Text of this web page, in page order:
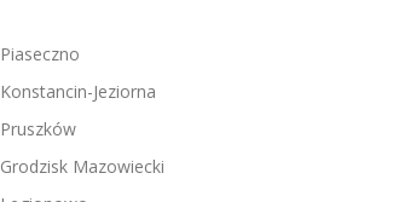
Piaseczno
Konstancin-Jeziorna
Pruszków
Grodzisk Mazowiecki